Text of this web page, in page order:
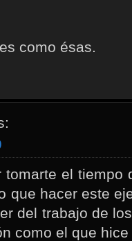
como ésas.
tomarte el tiempo
que hacer este
del trabajo de
como el que